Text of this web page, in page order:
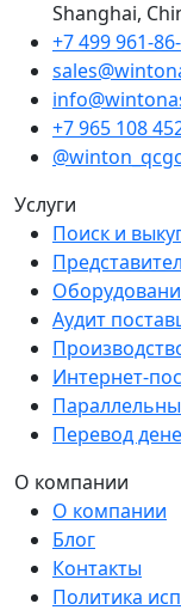
Shanghai,
+7 499 961-
+7 965 108
Услуги
Поиск и
Аудит
Интернет-
Перевод
О компании
О компании
Блог
Контакты
Политика